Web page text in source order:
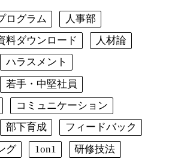
ログラム
人事部
料ダウンロード
人材論
ハラスメント
若手・中堅社員
コミュニケーション
部下育成
フィードバック
グ 1on1
研修技法